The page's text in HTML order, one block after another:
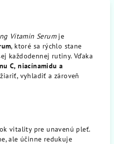
Vitamin Serumje
, ktoré sa rýchlo stane
každodennej rutiny. Vďaka
C, niacínamidu a
vyhladiť a zároveň
vitality pre unavenú pleť.
ale účinne redukuje